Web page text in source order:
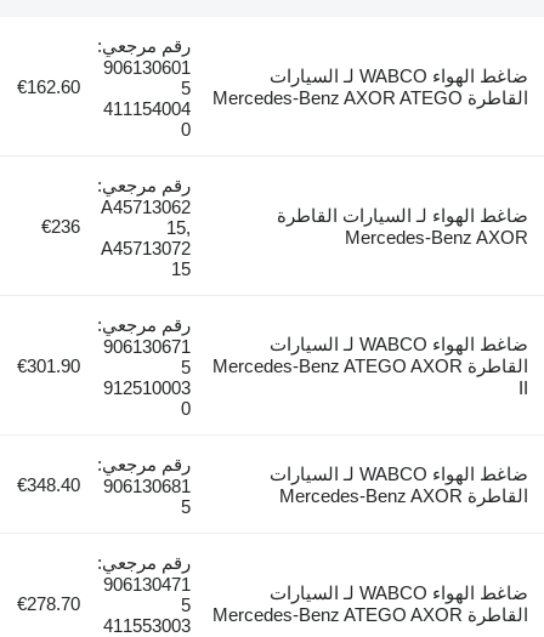
ضاغط الهواء WABCO لـ السيارات
القاطرة Mercedes-Benz AXOR ATEGO
رقم مرجعي:
906130601
411154004
€162.60
ضاغط الهواء لـ السيارات القاطرة
Mercedes-Benz AXOR
رقم مرجعي:
A45713062
15,
A45713072
15
€236
ضاغط الهواء WABCO لـ السيارات
القاطرة Mercedes-Benz ATEGO AXOR
رقم مرجعي:
906130671
912510003
€301.90
ضاغط الهواء WABCO لـ السيارات
القاطرة Mercedes-Benz AXOR
رقم مرجعي:
906130681
€348.40
ضاغط الهواء WABCO لـ السيارات
القاطرة Mercedes-Benz ATEGO AXOR
رقم مرجعي:
906130471
411553003
€278.70